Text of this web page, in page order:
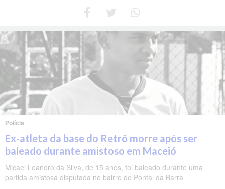
Polícia
Ex-atleta da base do Retrô morre após ser
baleado durante amistoso em Maceió
Micael Leandro da Silva, de 15 anos, foi baleado durante uma
partida amistosa disputada no bairro do Pontal da Barra